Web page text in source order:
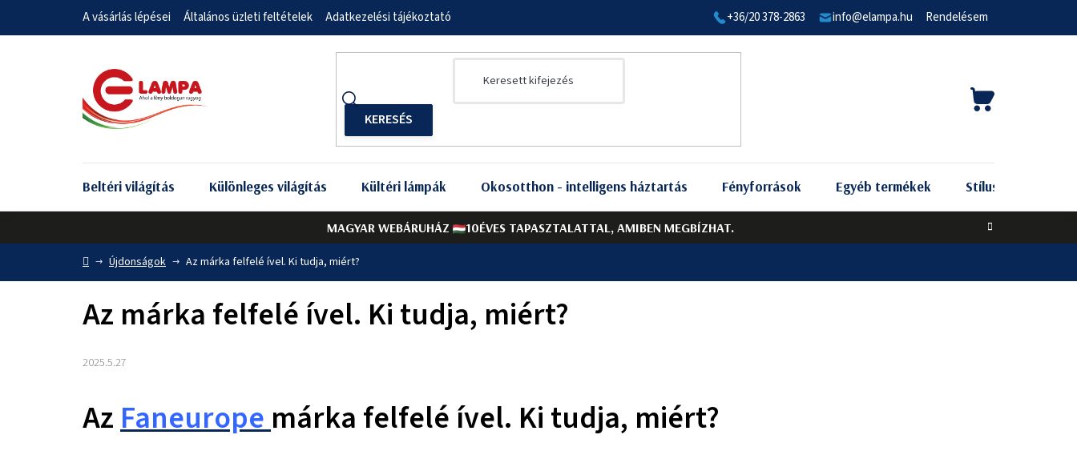
MAGYAR WEBÁRUHÁZ 10ÉVES TAPASZTALATTAL, AMIBEN MEGBÍZHAT.
A vásárlás lépései Általános üzleti feltételek Adatkezelési tájékoztató +36/20 378-2863 info@elampa.hu Rendelésem
KOSÁR
Beltéri világítás Különleges világítás Kültéri lámpák Okosotthon - intelligens háztartás Fényforrások Egyéb termékek Stílus szerint
Kezdőlap
Újdonságok Az márka felfelé ível. Ki tudja, miért?
Az márka felfelé ível. Ki tudja, miért?
2025.5.27
AzFaneuropemárka felfelé ível. Ki tudja, miért?